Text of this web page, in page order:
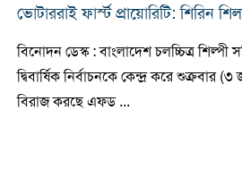
ভোটাররাই ফার্স্ট প্রায়োরিটি: শিরিন
বিনোদন ডেস্ক : বাংলাদেশ চলচ্চিত্র
দ্বিবার্ষিক নির্বাচনকে কেন্দ্র করে
বিরাজ করছে এফড ...